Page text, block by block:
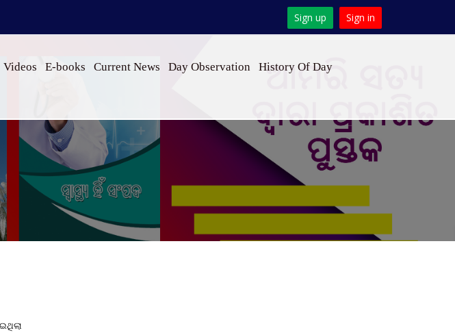
Sign up Sign in
Videos E-books Current News Day Observation History Of Day